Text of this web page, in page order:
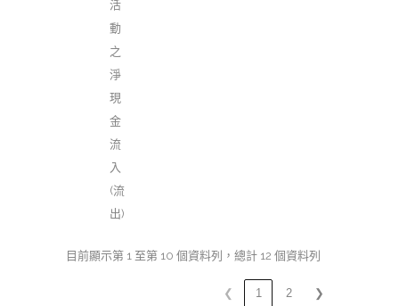
活
動
之
淨
現
金
流
入
(流
出)
目前顯示第 1 至第 10 個資料列，總計 12 個資料列
❮ 1 2 ❯